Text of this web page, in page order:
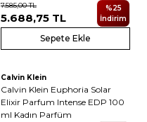
7.585,00TL
5.688,75 TL
%25
İndirim
Sepete Ekle
Yeni
Calvin Klein
Calvin Klein Euphoria Solar
Elixir Parfum Intense EDP 100
ml Kadın Parfüm